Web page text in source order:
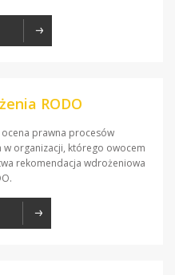
RODO
prawna procesów
organizacji, którego owocem
rekomendacja wdrożeniowa